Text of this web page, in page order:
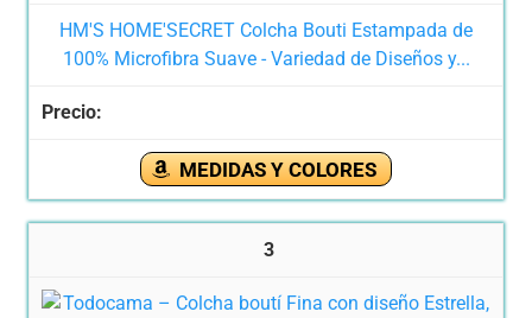
HM'S HOME'SECRET Colcha Bouti Estampada de
100% Microfibra Suave - Variedad de Diseños y...
MEDIDAS Y COLORES
3